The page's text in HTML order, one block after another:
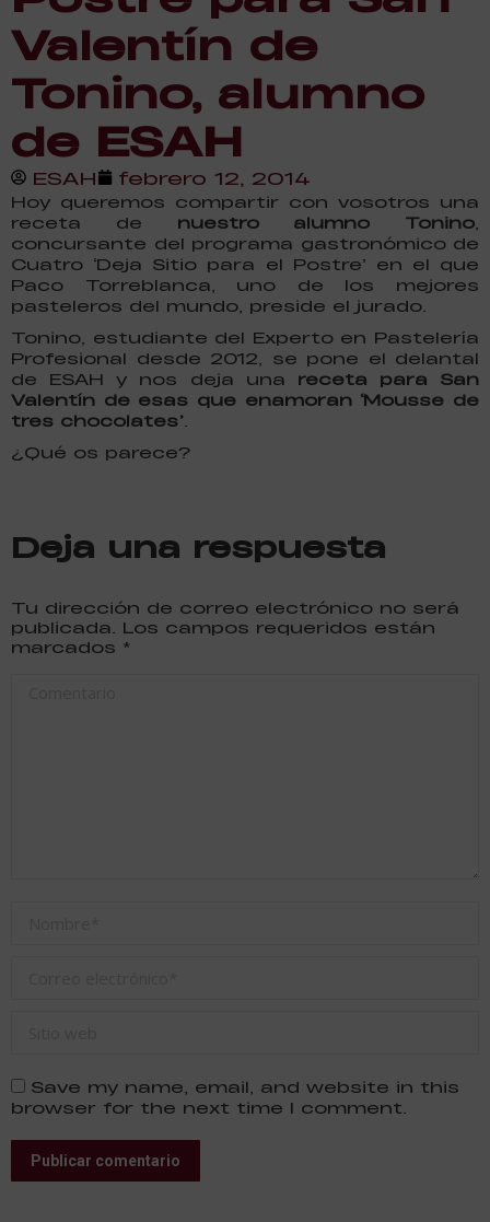
Valentín de
Tonino, alumno
de ESAH
ESAH febrero 12, 2014
Hoy queremos compartir con vosotros una
receta de nuestro alumno Tonino,
concursante del programa gastronómico de
Cuatro ‘Deja Sitio para el Postre’ en el que
Paco Torreblanca, uno de los mejores
pasteleros del mundo, preside el jurado.
Tonino, estudiante del Experto en Pastelería
Profesional desde 2012, se pone el delantal
de ESAH y nos deja una receta para San
Valentín de esas que enamoran ‘Mousse de
tres chocolates’.
¿Qué os parece?
Deja una respuesta
Tu dirección de correo electrónico no será
publicada. Los campos requeridos están
marcados *
Save my name, email, and website in this
browser for the next time I comment.
Publicar comentario